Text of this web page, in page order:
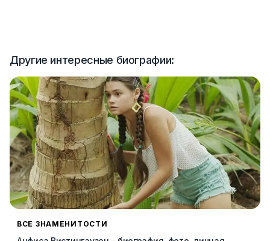
Другие интересные биографии:
ВСЕ ЗНАМЕНИТОСТИ